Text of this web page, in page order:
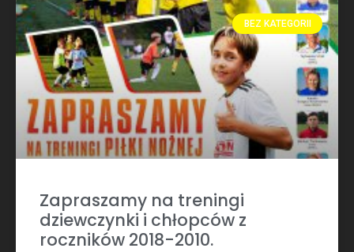
BEZ KATEGORII
Zapraszamy na treningi
dziewczynki i chłopców z
roczników 2018-2010.